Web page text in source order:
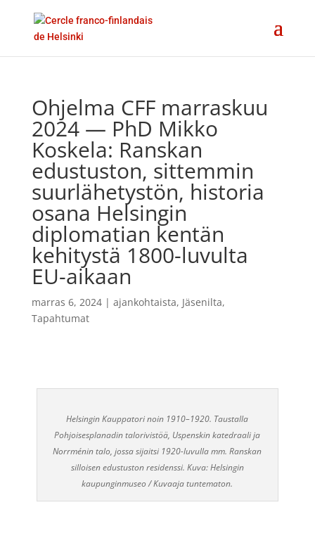
Ohjelma CFF marraskuu
2024 — PhD Mikko
Koskela: Ranskan
edustuston, sittemmin
suurlähetystön, historia
osana Helsingin
diplomatian kentän
kehitystä 1800-luvulta
EU-aikaan
marras 6, 2024| ajankohtaista, Jäsenilta,
Tapahtumat
Helsingin Kauppatori noin 1910–1920. Taustalla
Pohjoisesplanadin talorivistöä, Uspenskin katedraali ja
Norrménin talo, jossa sijaitsi 1920-luvulla mm. Ranskan
silloisen edustuston residenssi. Kuva: Helsingin
kaupunginmuseo / Kuvaaja tuntematon.